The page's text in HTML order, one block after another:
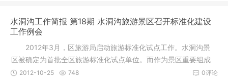
水洞沟工作简报 第18期 水洞沟旅游景区召开标准化建设
工作例会
2012年3月，区旅游局启动旅游标准化试点工作。水洞沟景
区被确定为首批全区旅游标准化试点单位。而作为景区重要组成
部分，水
0评论
2012-10-25 748